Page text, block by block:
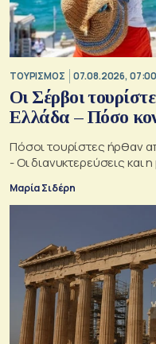
ΤΟΥΡΙΣΜΟΣ 07.08.2026, 07:00
Οι Σέρβοι
Ελλάδα – Πόσο
Πόσοι τουρίστες ήρθαν
- Οι διανυκτερεύσεις και
Μαρία Σιδέρη